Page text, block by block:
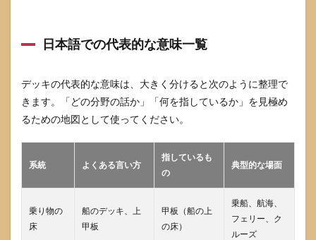
ッキ
構築
6
デッ
よく
ある
誤解
6.1
日本語での代表的な意味一覧
デッキの代表的な意味は、大きく分けると次のように整理で
きます。「どの分野の話か」「何を指しているか」を見極め
るための地図として使ってください。
系統 よくある言い方
指しているも
の
典型的な場面
乗り物の
床
船のデッキ、上
甲板
甲板（船の上
の床）
乗船、航海、
フェリー、ク
ルーズ